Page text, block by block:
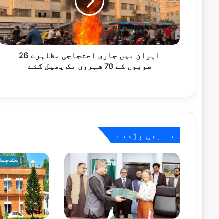
1 گھنٹہ پہلے
اسحاق ڈار کا اقوام متحدہ سے کشمیر پر
1 گھنٹہ پہلے
1 گھنٹہ پہلے
وزیراعلیٰ پنجاب کی تمام واٹر فلٹریشن
ن
م
ی
ں
ج
ح
ا
م
ظ
ا
ہ
ر
ے
ایران میں جاری احتجاجی مظاہرے 26
صوبوں کے 78 شہروں تک پھیل گئے
یہ بھی پڑھیے